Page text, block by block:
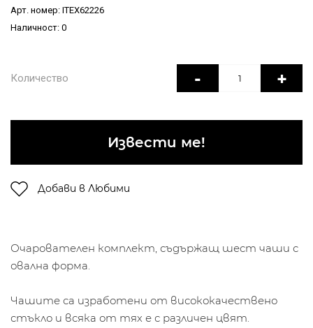
Арт. номер: ITEX62226
Наличност: 0
Количество - +
Извести ме!
Добави в Любими
Очарователен комплект, съдържащ шест чаши с
овална форма.
Чашите са изработени от висококачествено
стъкло и всяка от тях е с различен цвят.